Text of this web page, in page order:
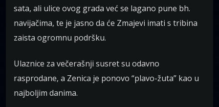
sata, ali ulice ovog grada već se lagano pune bh.
navijačima, te je jasno da će Zmajevi imati s tribina
zaista ogromnu podršku.
Ulaznice za večerašnji susret su odavno
rasprodane, a Zenica je ponovo “plavo-žuta” kao u
najboljim danima.